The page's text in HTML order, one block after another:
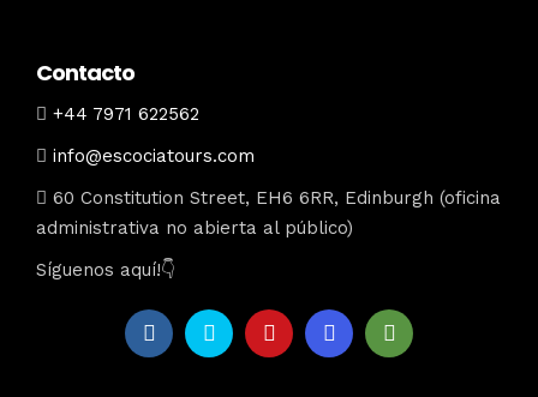
Contacto
+44 7971 622562
info@escociatours.com
60 Constitution Street, EH6 6RR, Edinburgh (oficina
administrativa no abierta al público)
Síguenos aquí!👇